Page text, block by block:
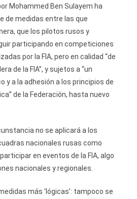
Mohammed Ben Sulayem ha
de medidas entre las que
que los pilotos rusos y
participando en competiciones
por la FIA, pero en calidad “de
de la FIA”, y sujetos a “un
y a la adhesión a los principios de
de la Federación, hasta nuevo
no se aplicará a los
nacionales rusas como
en eventos de la FIA, algo
nacionales y regionales.
más ‘lógicas’: tampoco se